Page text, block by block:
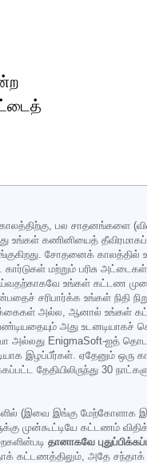
பல சாதனங்களை
உங்கள் கணினியைத்
சோதனைக் காலத்தில்
கார்டுகள் மற்றும் பரிசு
உங்கள் கட்டண
சரிபார்க்க உங்கள் நிதி
அல்ல, ஆனால் உங்கள்
அது உடனடியாகச்
அல்லது EnigmaSoft-ஐத்
இழப்பீர்கள். ஏதேனும் ஒரு
தேதியிலிருந்து 30
(இவை இங்கு
முன்கூட்டியே கட்டணம்
தானாகவே
கட்டணத்திலும், அதே சந்தாக்